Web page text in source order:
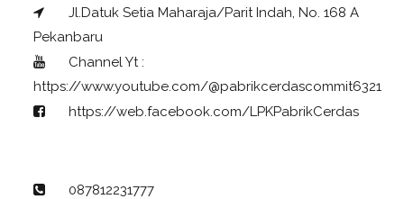
Jl.Datuk Setia Maharaja/Parit Indah, No. 168 A
Pekanbaru
Channel Yt :
https://www.youtube.com/@pabrikcerdascommit6321
https://web.facebook.com/LPKPabrikCerdas
087812231777